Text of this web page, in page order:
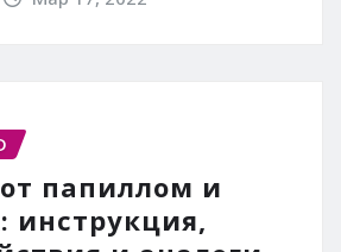
папиллом и
инструкция,